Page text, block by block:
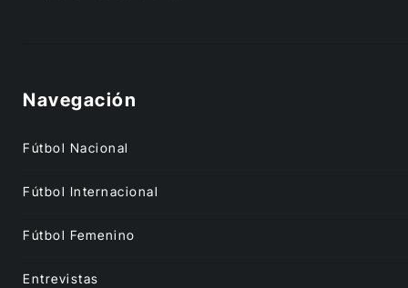
Navegación
Fútbol Nacional
Fútbol Internacional
Fútbol Femenino
Entrevistas